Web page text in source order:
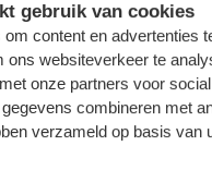
gebruik van cookies
content en advertenties
ons websiteverkeer te
onze partners voor
combineren met
verzameld op basis van
zorgen dat de